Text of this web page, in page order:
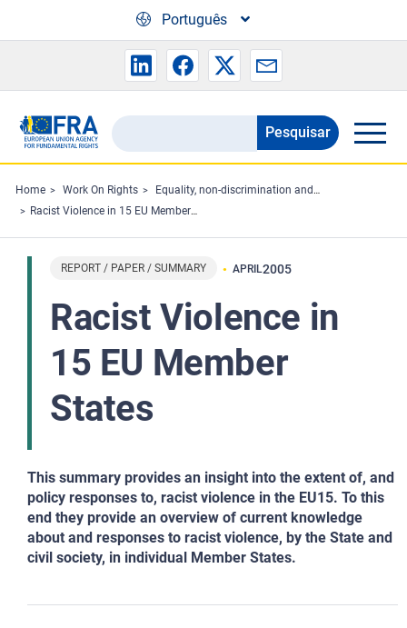
Português
Search
the
FRA
website
Pesquisar
Home Work On Rights
Equality, non-discrimination and racism
Racist Violence in 15 EU Member States
REPORT / PAPER / SUMMARY APRIL2005
Racist Violence in
15 EU Member
States
This summary provides an insight into the extent of, and
policy responses to, racist violence in the EU15. To this
end they provide an overview of current knowledge
about and responses to racist violence, by the State and
civil society, in individual Member States.